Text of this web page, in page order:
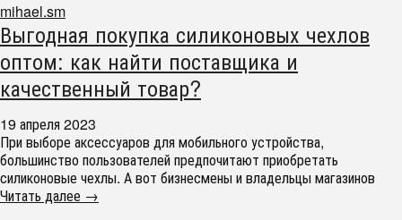
mihael.sm
Выгодная покупка силиконовых чехлов
оптом: как найти поставщика и
качественный товар?
19 апреля 2023
При выборе аксессуаров для мобильного устройства,
большинство пользователей предпочитают приобретать
силиконовые чехлы. А вот бизнесмены и владельцы магазинов
Читать далее →